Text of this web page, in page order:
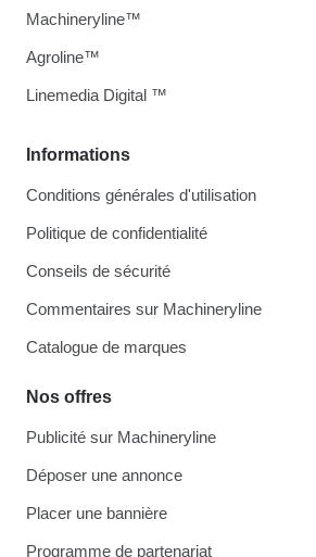
Informations
Conditions générales d'utilisation
Politique de confidentialité
Conseils de sécurité
Commentaires sur Machineryline
Catalogue de marques
Nos offres
Publicité sur Machineryline
Déposer une annonce
Placer une bannière
Programme de partenariat
Machineryline™
Agroline™
Linemedia Digital ™